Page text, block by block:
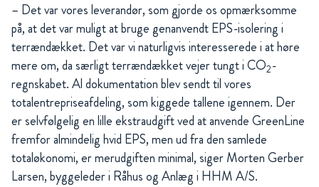
– Det var vores leverandør, som gjorde os opmærksomme
på, at det var muligt at bruge genanvendt EPS-isolering i
terrændækket. Det var vi naturligvis interesserede i at høre
mere om, da særligt terrændækket vejer tungt i CO2-
regnskabet. Al dokumentation blev sendt til vores
totalentrepriseafdeling, som kiggede tallene igennem. Der
er selvfølgelig en lille ekstraudgift ved at anvende GreenLine
fremfor almindelig hvid EPS, men ud fra den samlede
totaløkonomi, er merudgiften minimal, siger Morten Gerber
Larsen, byggeleder i Råhus og Anlæg i HHM A/S.